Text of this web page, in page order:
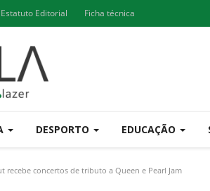
Estatuto Editorial Ficha técnica
DESPORTO EDUCAÇÃO
recebe concertos de tributo a Queen e Pearl Jam